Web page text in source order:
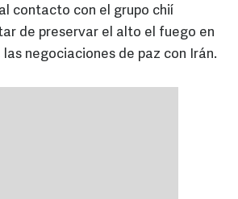
contacto con el grupo chií
de preservar el alto el fuego en
las negociaciones de paz con Irán.